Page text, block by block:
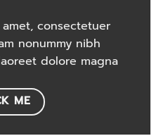
consectetuer
nonummy nibh
dolore magna
ME